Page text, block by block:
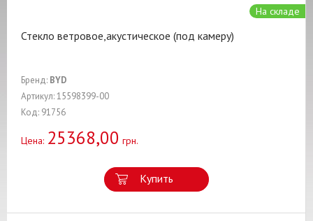
На складе
Стекло ветровое,акустическое (под камеру)
Бренд: BYD
Артикул: 15598399-00
Код: 91756
Цена: 25368,00 грн.
Купить